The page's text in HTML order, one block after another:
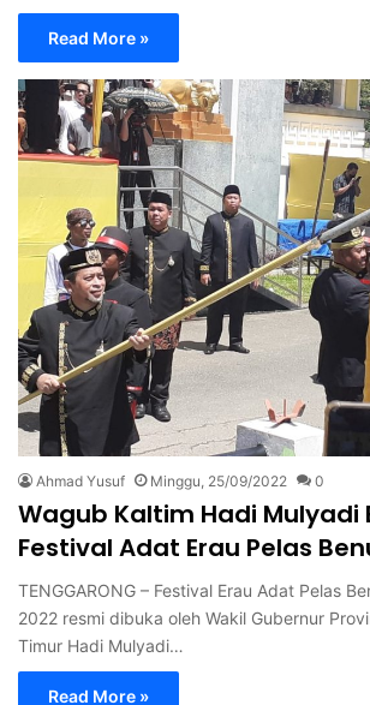
Read More »
Ahmad Yusuf Minggu, 25/09/2022 0
Wagub Kaltim Hadi Mulyadi
Festival Adat Erau Pelas
TENGGARONG – Festival Erau Adat Pelas
2022 resmi dibuka oleh Wakil Gubernur
Timur Hadi Mulyadi…
Read More »